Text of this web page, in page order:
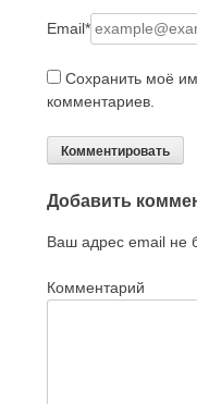
Email*
Сохранить моё
комментариев.
Добавить
Ваш адрес email не
Комментарий